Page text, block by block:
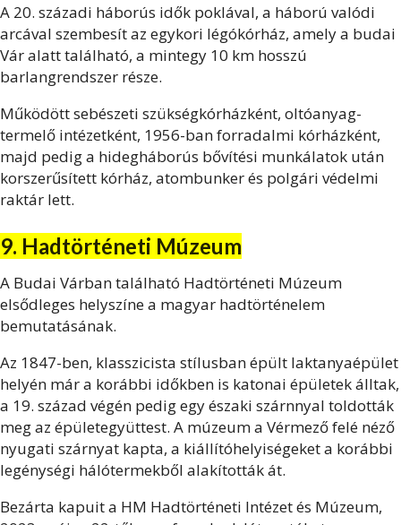
A 20. századi háborús idők poklával, a háború valódi
arcával szembesít az egykori légókórház, amely a budai
Vár alatt található, a mintegy 10 km hosszú
barlangrendszer része.
Működött sebészeti szükségkórházként, oltóanyag-
termelő intézetként, 1956-ban forradalmi kórházként,
majd pedig a hidegháborús bővítési munkálatok után
korszerűsített kórház, atombunker és polgári védelmi
raktár lett.
9. Hadtörténeti Múzeum
A Budai Várban található Hadtörténeti Múzeum
elsődleges helyszíne a magyar hadtörténelem
bemutatásának.
Az 1847-ben, klasszicista stílusban épült laktanyaépület
helyén már a korábbi időkben is katonai épületek álltak,
a 19. század végén pedig egy északi szárnnyal toldották
meg az épületegyüttest. A múzeum a Vérmező felé néző
nyugati szárnyat kapta, a kiállítóhelyiségeket a korábbi
legénységi hálótermekből alakították át.
Bezárta kapuit a HM Hadtörténeti Intézet és Múzeum,